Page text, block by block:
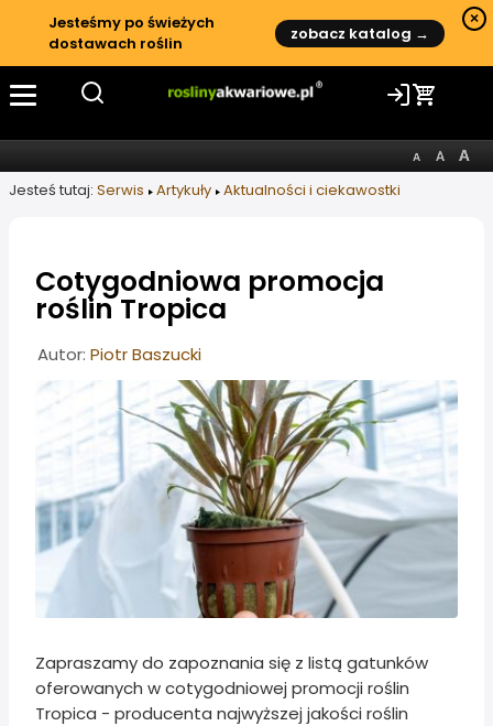
Jesteśmy po świeżych
dostawach roślin
zobacz katalog →
×
Jesteś tutaj: Serwis Artykuły Aktualności i ciekawostki
Cotygodniowa promocja
roślin Tropica
Informacje o artykule
Autor: Piotr Baszucki
Zapraszamy do zapoznania się z listą gatunków
oferowanych w cotygodniowej promocji roślin
Tropica - producenta najwyższej jakości roślin